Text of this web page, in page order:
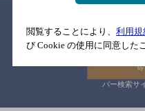
バー検索サ
閲覧することにより、 利用規
び Cookie の使用に同意した